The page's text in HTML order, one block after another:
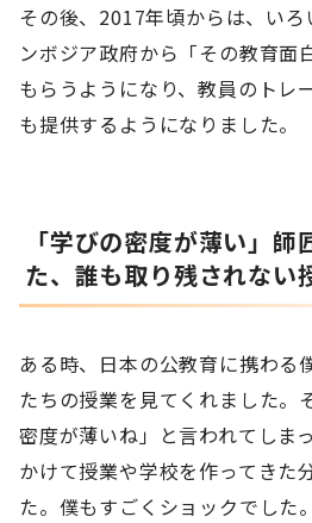
その後、2017年頃からは、い
ンボジア政府から「その教育面
もらうようになり、教員のトレ
も提供するようになりました。
「学びの密度が薄い」師
た、誰も取り残されない
ある時、日本の公教育に携わる
たちの授業を見てくれました。
密度が薄いね」と言われてしま
かけて授業や学校を作ってきた
た。僕もすごくショックでした。